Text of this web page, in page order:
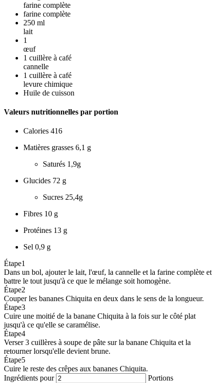
farine complète
farine complète
250 ml
lait
1
œuf
1 cuillère à café
cannelle
1 cuillère à café
levure chimique
Huile de cuisson
Valeurs nutritionnelles par portion
Calories 416
Matières grasses 6,1 g
Saturés 1,9g
Glucides 72 g
Sucres 25,4g
Fibres 10 g
Protéines 13 g
Sel 0,9 g
Étape1
Dans un bol, ajouter le lait, l'œuf, la cannelle et la farine complète et
battre le tout jusqu'à ce que le mélange soit homogène.
Étape2
Couper les bananes Chiquita en deux dans le sens de la longueur.
Étape3
Cuire une moitié de la banane Chiquita à la fois sur le côté plat
jusqu'à ce qu'elle se caramélise.
Étape4
Verser 3 cuillères à soupe de pâte sur la banane Chiquita et la
retourner lorsqu'elle devient brune.
Étape5
Cuire le reste des crêpes aux bananes Chiquita.
Ingrédients pour
Portions